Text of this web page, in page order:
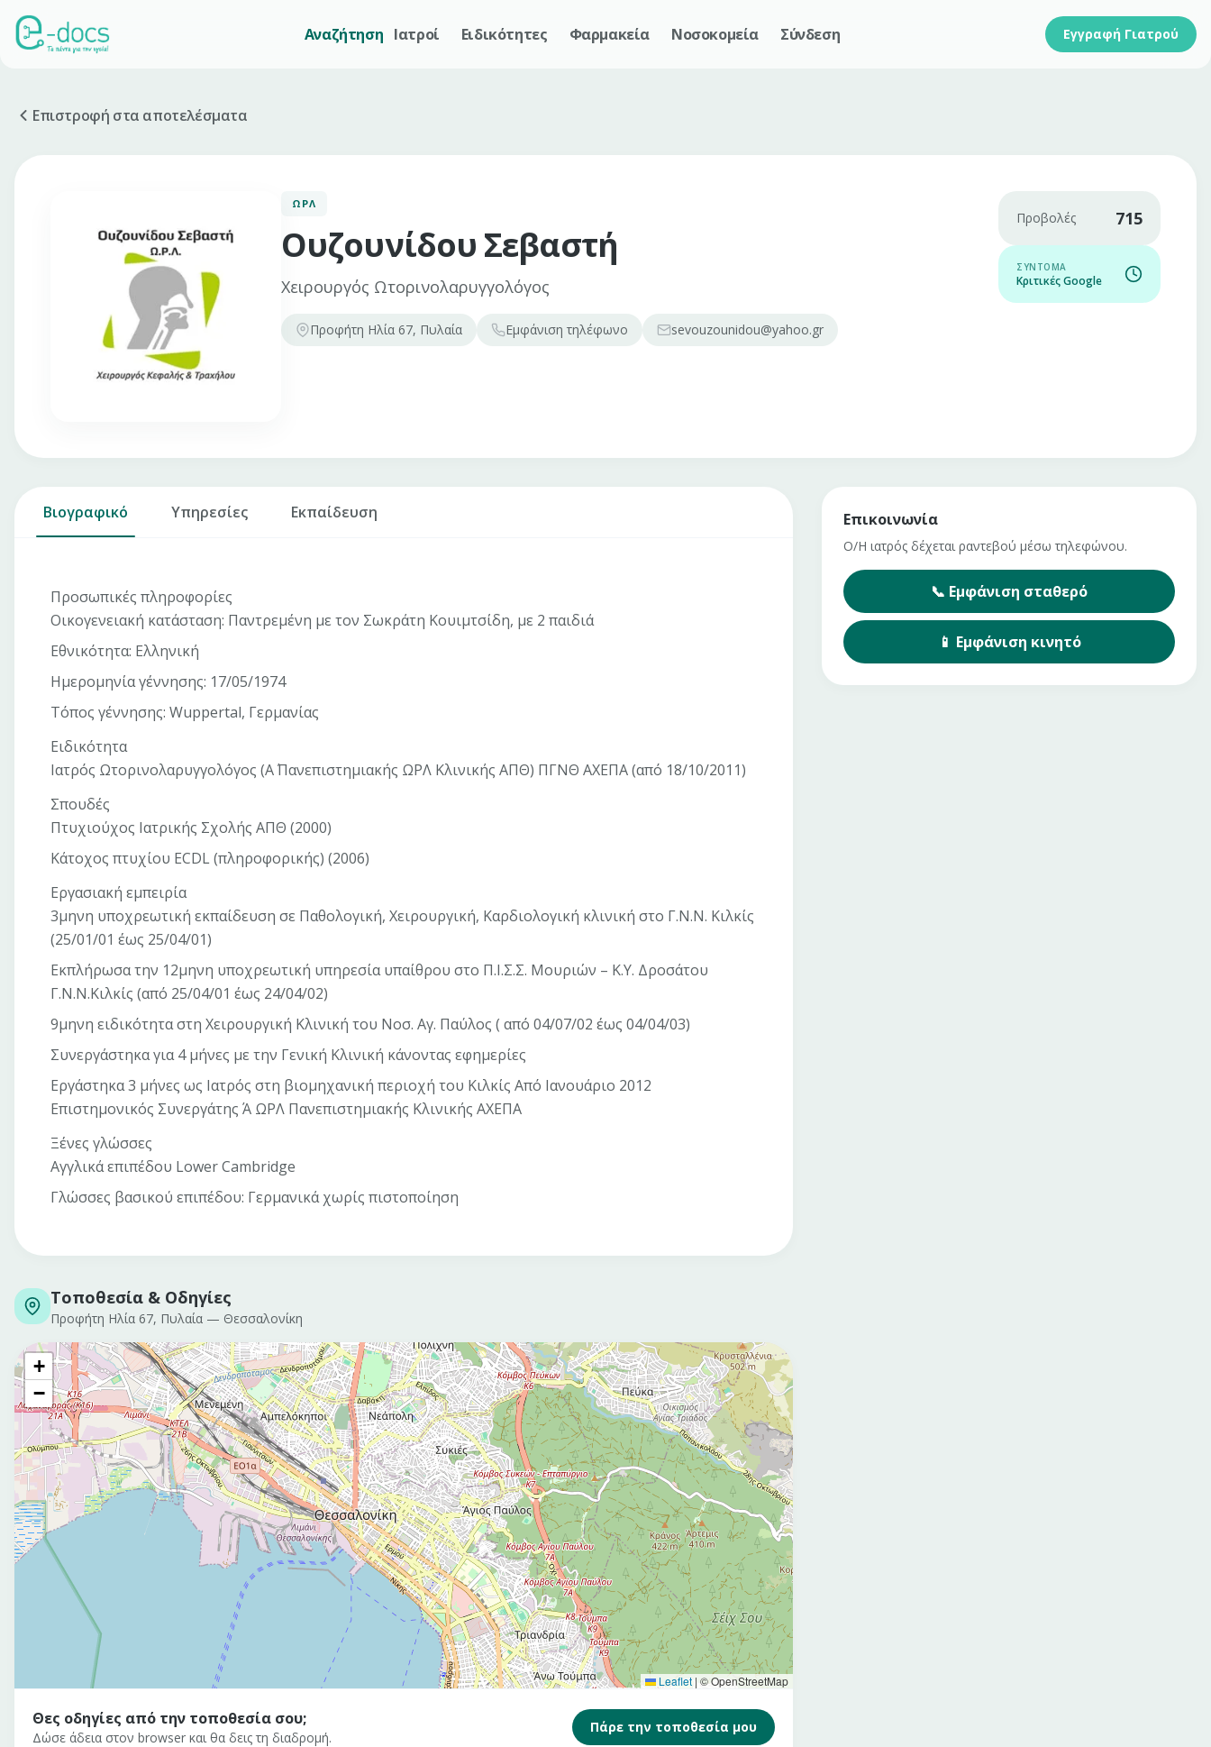
Αναζήτηση Ιατροί Ειδικότητες Φαρμακεία Νοσοκομεία Σύνδεση Εγγραφή Γιατρού
Επιστροφή στα αποτελέσματα
ΩΡΛ
Ουζουνίδου Σεβαστή
Χειρουργός Ωτορινολαρυγγολόγος
Προφήτη Ηλία 67, Πυλαία Εμφάνιση τηλέφωνο sevouzounidou@yahoo.gr
Προβολές 715
ΣΎΝΤΟΜΑ
Κριτικές Google
Βιογραφικό Υπηρεσίες Εκπαίδευση
Προσωπικές πληροφορίες
Οικογενειακή κατάσταση: Παντρεμένη με τον Σωκράτη Κουιμτσίδη, με 2 παιδιά
Εθνικότητα: Ελληνική
Ημερομηνία γέννησης: 17/05/1974
Τόπος γέννησης: Wuppertal, Γερμανίας
Ειδικότητα
Ιατρός Ωτορινολαρυγγολόγος (Α΄ Πανεπιστημιακής ΩΡΛ Κλινικής ΑΠΘ) ΠΓΝΘ ΑΧΕΠΑ (από 18/10/2011)
Σπουδές
Πτυχιούχος Ιατρικής Σχολής ΑΠΘ (2000)
Κάτοχος πτυχίου ECDL (πληροφορικής) (2006)
Εργασιακή εμπειρία
3μηνη υποχρεωτική εκπαίδευση σε Παθολογική, Χειρουργική, Καρδιολογική κλινική στο Γ.Ν.Ν. Κιλκίς
(25/01/01 έως 25/04/01)
Εκπλήρωσα την 12μηνη υποχρεωτική υπηρεσία υπαίθρου στο Π.Ι.Σ.Σ. Μουριών – Κ.Υ. Δροσάτου
Γ.Ν.Ν.Κιλκίς (από 25/04/01 έως 24/04/02)
9μηνη ειδικότητα στη Χειρουργική Κλινική του Νοσ. Αγ. Παύλος ( από 04/07/02 έως 04/04/03)
Συνεργάστηκα για 4 μήνες με την Γενική Κλινική κάνοντας εφημερίες
Εργάστηκα 3 μήνες ως Ιατρός στη βιομηχανική περιοχή του Κιλκίς Από Ιανουάριο 2012
Επιστημονικός Συνεργάτης Ά ΩΡΛ Πανεπιστημιακής Κλινικής ΑΧΕΠΑ
Ξένες γλώσσες
Αγγλικά επιπέδου Lower Cambridge
Γλώσσες βασικού επιπέδου: Γερμανικά χωρίς πιστοποίηση
Τοποθεσία & Οδηγίες
Προφήτη Ηλία 67, Πυλαία — Θεσσαλονίκη
+
−
Leaflet | © OpenStreetMap
Θες οδηγίες από την τοποθεσία σου;
Δώσε άδεια στον browser και θα δεις τη διαδρομή.
Πάρε την τοποθεσία μου
Επικοινωνία
Ο/Η ιατρός δέχεται ραντεβού μέσω τηλεφώνου.
📞 Εμφάνιση σταθερό
📱 Εμφάνιση κινητό